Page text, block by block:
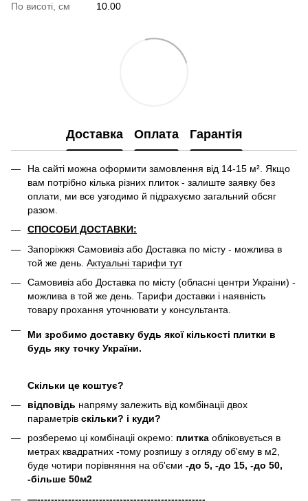
По висоті, см
10.00
Доставка Оплата Гарантія
На сайті можна оформити замовлення від 14-15 м². Якщо
вам потрібно кілька різних плиток - залиште заявку без
оплати, ми все узгодимо й підрахуємо загальний обсяг
разом.
СПОСОБИ ДОСТАВКИ:
Запоріжжя Самовивіз або Доставка по місту - можлива в
той же день. Актуальні тарифи тут
Самовивіз або Доставка по місту (обласні центри Украіни) -
можлива в той же день. Тарифи доставки і наявність
товару прохання уточнювати у консультанта.
Ми зробимо доставку будь якої кількості плитки в
будь яку точку України.
Скільки це коштує?
відповідь напряму залежить від комбінаціі двох
параметрів скільки? і куди?
розберемо ці комбінаціі окремо: плитка обліковується в
метрах квадратних -тому розпишу з огляду об'єму в м2,
буде чотири порівняння на об'єми -до 5, -до 15, -до 50,
-більше 50м2
—-------------------------------------------------